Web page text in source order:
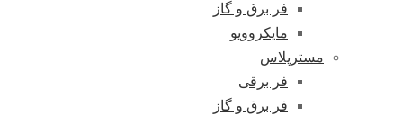
فر برق و گاز
مایکروویو
مسترپلاس
فر برقی
فر برق و گاز